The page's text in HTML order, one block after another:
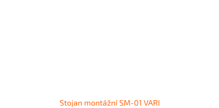
Stojan montážní SM-01 VARI